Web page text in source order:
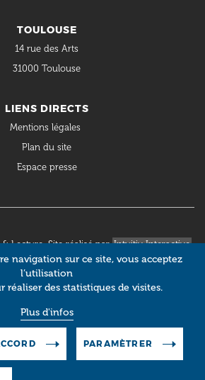
TOULOUSE
14 rue des Arts
31000 Toulouse
LIENS DIRECTS
Mentions légales
Plan du site
Espace presse
Lecture. Site réalisé parIntuitiv Interactive
navigation sur ce site, vous acceptez
l’utilisation
réaliser des statistiques de visites.
Plus d'infos
PARAMÈTRER